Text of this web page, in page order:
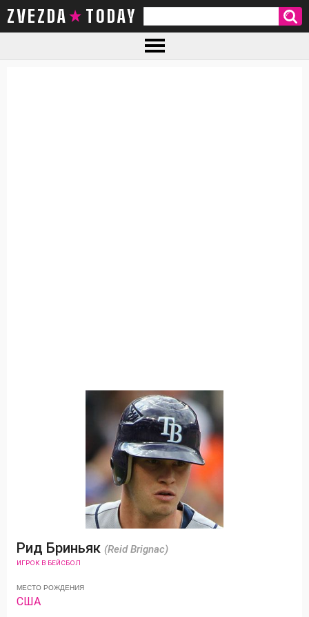
ZVEZDA TODAY
Рид Бриньяк (Reid Brignac)
ИГРОК В БЕЙСБОЛ
МЕСТО РОЖДЕНИЯ
США